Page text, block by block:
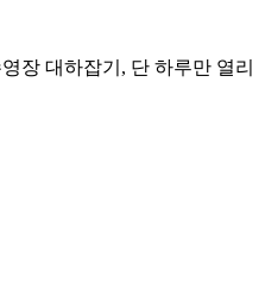
장 대하잡기, 단 하루만 열리